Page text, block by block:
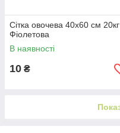
Сітка овочева 40х60 см 20кг
Фіолетова
В наявності
10 ₴